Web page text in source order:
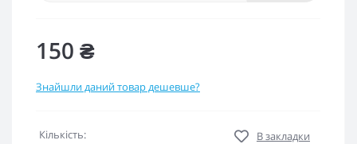
150 ₴
Знайшли даний товар дешевше?
Кількість:
В закладки